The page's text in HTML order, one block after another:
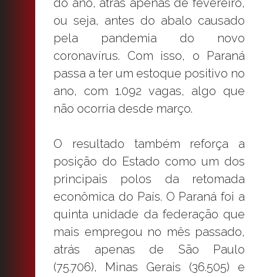
do ano, atrás apenas de fevereiro,
ou seja, antes do abalo causado
pela pandemia do novo
coronavírus. Com isso, o Paraná
passa a ter um estoque positivo no
ano, com 1.092 vagas, algo que
não ocorria desde março.
O resultado também reforça a
posição do Estado como um dos
principais polos da retomada
econômica do País. O Paraná foi a
quinta unidade da federação que
mais empregou no mês passado,
atrás apenas de São Paulo
(75.706), Minas Gerais (36.505) e